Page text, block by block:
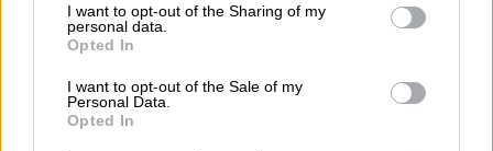
I want to opt-out of the Sharing of my
personal data.
Opted In
I want to opt-out of the Sale of my
Personal Data.
Opted In
Téléchargements
Contact
Corporatif
Nous vous aidons